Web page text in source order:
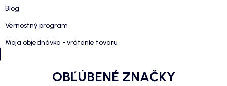
Blog
Vernostný program
Moja objednávka - vrátenie tovaru
OBĽÚBENÉ ZNAČKY